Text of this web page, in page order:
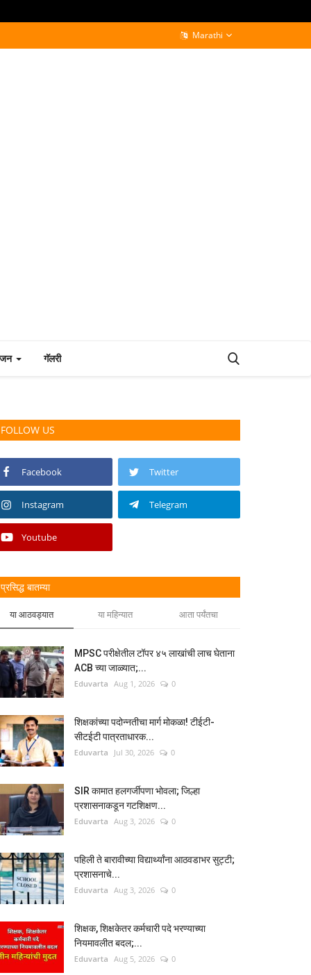
Marathi
गॅलरी
FOLLOW US
Facebook Twitter
Instagram Telegram
Youtube
प्रसिद्ध बातम्या
या आठवड्यात या महिन्यात आता पर्यंतचा
MPSC परीक्षेतील टॉपर ४५ लाखांची लाच घेताना
ACB च्या जाळ्यात;...
Eduvarta Aug 1, 2026 0
शिक्षकांच्या पदोन्नतीचा मार्ग मोकळा! टीईटी-
सीटईटी पात्रताधारक...
Eduvarta Jul 30, 2026 0
SIR कामात हलगर्जीपणा भोवला; जिल्हा
प्रशासनाकडून गटशिक्षण...
Eduvarta Aug 3, 2026 0
पहिली ते बारावीच्या विद्यार्थ्यांना आठवडाभर सुट्टी;
प्रशासनाचे...
Eduvarta Aug 3, 2026 0
शिक्षक, शिक्षकेतर कर्मचारी पदे भरण्याच्या
नियमावलीत बदल;...
Eduvarta Aug 5, 2026 0